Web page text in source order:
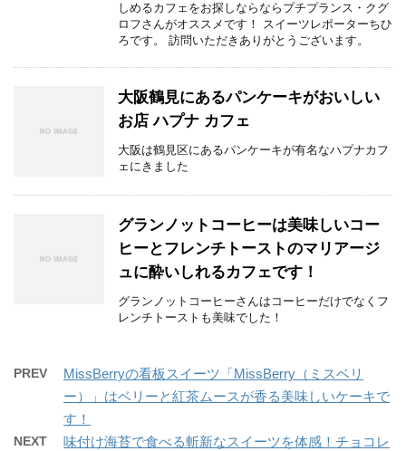
しめるカフェをお探しならならプチプランス・クグ
ロフさんがオススメです！ スイーツレポーターちひ
ろです。 訪問いただきありがとうございます。
大阪鶴見にあるパンケーキがおいしい
お店 ハプナ カフェ
大阪は鶴見区にあるパンケーキが有名なハプナカフ
ェにきました
グランノットコーヒーは美味しいコー
ヒーとフレンチトーストのマリアージ
ュに酔いしれるカフェです！
グランノットコーヒーさんはコーヒーだけでなくフ
レンチトーストも美味でした！
PREV
MissBerryの看板スイーツ「MissBerry（ミスベリ
ー）」はベリーと紅茶ムースが香る美味しいケーキで
す！
NEXT
味付け海苔で食べる斬新なスイーツを体感！チョコレ